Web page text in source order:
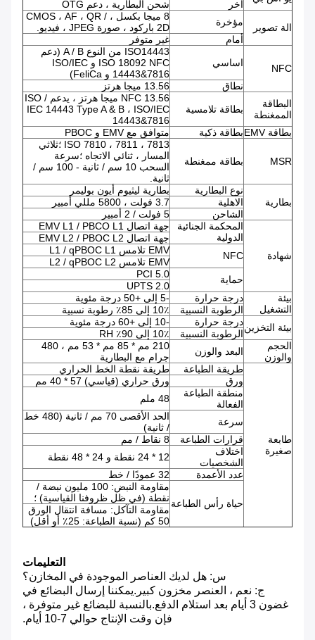
آخر شحن البطارية ، دعم OTG
الة تصوير مؤخرة
8 ميجا بكسل ، CMOS ، AF ، QR /
2D باركود ، صورة JPEG ، فيديو.
أمام
غير متوفر
NFC اساسي
ISO14443 من النوع A / B (دعم
ISO 18092 NFC و ISO/IEC
14443&7816 و FeliCa)
نطاق
13.56 ميجا هرتز
البطاقة
الممغنطة
بطاقة تلامسية
NFC 13.56 ميجا هرتز ، يدعم ISO /
IEC 14443 Type A & B ، ISO/IEC
14443&7816
بطاقة EMV
بطاقة ذكية متوافق مع EMV و PBOC
MSR بطاقة ممغنطة
ISO 7810 ، 7811 ، 7813 ؛ثلاثي
المسار ، ثنائي الاتجاه ؛سرعة
السحب 10 سم / ثانية - 100 سم /
ثانية.
بطارية
نوع البطارية
بطارية ليثيوم أيون بوليمر
الاهلية
3.7 فولت ، 5800 مللي أمبير
الشاحن
5 فولت / 2 أمبير
شهادة
المحكمة الجنائية
الدولية
جهة اتصال EMV L1 / PBCO L1
جهة اتصال EMV L2 / PBOC L2
NFC
EMV تلامس L1 / qPBOC L1
EMV تلامس L2 / qPBOC L2
حماية
PCI 5.0
UPTS 2.0
بيئة
التشغيل
درجة حرارة
-5 إلى +50 درجة مئوية
الرطوبة النسبية
10٪ إلى 85٪ رطوبة نسبية
بيئة التخزيندرجة حرارة
-10 إلى +60 درجة مئوية
الرطوبة النسبية
10٪ إلى 90٪ RH
الحجم
والوزن
البعد والوزن
210 مم * 85 مم * 53 مم ، 480
جرام مع البطارية
طابعة
صغيرة
طريقة الطباعة
طريقة نقطة الخط الحراري
ورق
ورق حراري (قياسي) 57 * 40 مم
منطقة الطباعة
الفعالة
48 ملم
سرعة
الحد الأقصى 70 مم / ثانية (480 خط
/ ثانية)
قرارات الطباعة
8 نقاط / مم
اختلاف
الشخصيات
12 * 24 نقطة و 24 * 48 نقطة
عدد الأعمدة
32 عمودًا / خط
حياة رأس الطباعة
مقاومة النبض: 100 مليون نبضة /
نقطة (في ظل ظروفنا القياسية) ؛
مقاومة التآكل: مسافة انتقال الورق
50 كم (نسبة الطباعة: 25٪ أو أقل)
التعليمات
س: هل لديك العناصر الموجودة في المخازن؟
ج: نعم ، العنصر مخزون كبير.يمكننا إرسال البضائع في
غضون 3 أيام بعد استلام الدفع.بالنسبة للبضائع غير متوفرة ،
فإن وقت الإنتاج حوالي 7-10 أيام.